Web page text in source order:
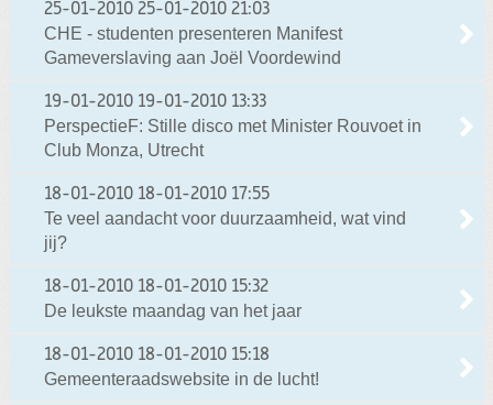
25-01-2010 25-01-2010 21:03
CHE - studenten presenteren Manifest
Gameverslaving aan Joël Voordewind
19-01-2010 19-01-2010 13:33
PerspectieF: Stille disco met Minister Rouvoet in
Club Monza, Utrecht
18-01-2010 18-01-2010 17:55
Te veel aandacht voor duurzaamheid, wat vind
jij?
18-01-2010 18-01-2010 15:32
De leukste maandag van het jaar
18-01-2010 18-01-2010 15:18
Gemeenteraadswebsite in de lucht!